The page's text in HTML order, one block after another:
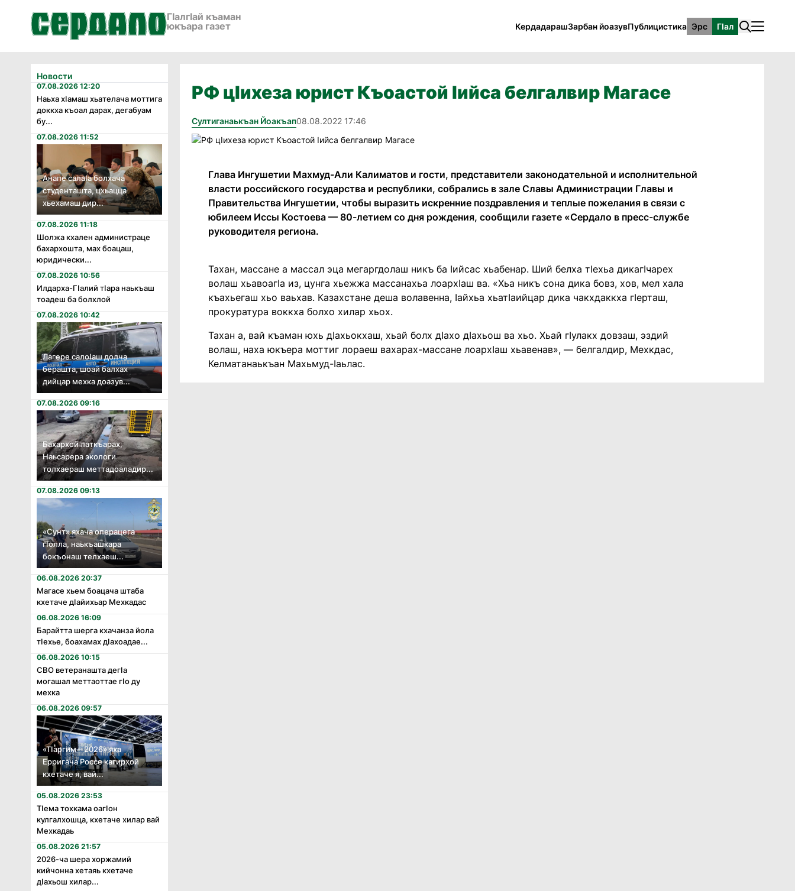
ГӀалгӀай къаман
юкъара газет
КердадарашЗарбан йоазувПублицистика Эрс ГӀал
Новости
07.08.2026 12:20
Наьха хӏамаш хьателача моттига
доккха къоал дарах, дегабуам
бу...
07.08.2026 11:52
Анапе салаӏа болхача
студенташта, цхьацца
хьехамаш дир...
07.08.2026 11:18
Шолжа кхален администраце
бахархошта, мах боацаш,
юридически...
07.08.2026 10:56
Илдарха-Гӏалий тӏара наькъаш
тоадеш ба болхлой
07.08.2026 10:42
Лагере салоӏаш долча
берашта, шоай балхах
дийцар мехка доазув...
07.08.2026 09:16
Бахархой латкъарах,
Наьсарера экологи
толхаераш меттадоаладир...
07.08.2026 09:13
«Сунт» яхача операцега
гӏолла, наькъашкара
бокъонаш телхаеш...
06.08.2026 20:37
Магасе хьем боацача штаба
кхетаче дӏайихьар Мехкадас
06.08.2026 16:09
Барайтта шерга кхачанза йола
тӏехье, боахамах дӏахоадае...
06.08.2026 10:15
СВО ветеранашта дегӏа
могашал меттаоттае гӏо ду
мехка
06.08.2026 09:57
«Тӏаргим – 2026» яха
Ерригача Россе кагирхой
кхетаче я, вай...
05.08.2026 23:53
Тӏема тохкама оагӏон
кулгалхошца, кхетаче хилар вай
Мехкадаь
05.08.2026 21:57
2026-ча шера хоржамий
кийчонна хетаяь кхетаче
дӏахьош хилар...
РФ цIихеза юрист Къоастой Iийса белгалвир Магасе
Султиганаькъан Йоакъап08.08.2022 17:46
Глава Ингушетии Махмуд-Али Калиматов и гости, представители законодательной и исполнительной
власти российского государства и республики, собрались в зале Славы Администрации Главы и
Правительства Ингушетии, чтобы выразить искренние поздравления и теплые пожелания в связи с
юбилеем Иссы Костоева — 80-летием со дня рождения, сообщили газете «Сердало в пресс-службе
руководителя региона.
Тахан, массане а массал эца мегаргдолаш никъ ба Iийсас хьабенар. Ший белха тIехьа дикагIчарех
волаш хьавоагIа из, цунга хьежжа массанахьа лоархIаш ва. «Хьа никъ сона дика бовз, хов, мел хала
къахьегаш хьо ваьхав. Казахстане деша волавенна, Iайхьа хьатIаийцар дика чакхдаккха гIерташ,
прокуратура воккха болхо хилар хьох.
Тахан а, вай къаман юхь дIахьокхаш, хьай болх дIахо дIахьош ва хьо. Хьай гIулакх довзаш, эздий
волаш, наха юкъера моттиг лораеш вахарах-массане лоархIаш хьавенав», — белгалдир, Мехкдас,
Келматанаькъан Махьмуд-Iаьлас.